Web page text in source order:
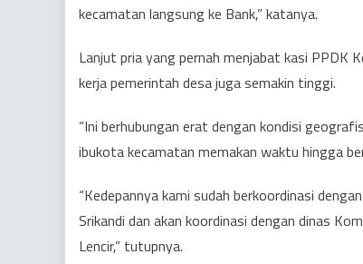
kecamatan langsung ke Bank,” katanya.
Lanjut pria yang pernah menjabat kasi PPDK
kerja pemerintah desa juga semakin tinggi.
“Ini berhubungan erat dengan kondisi
ibukota kecamatan memakan waktu hingga
“Kedepannya kami sudah berkoordinasi
Srikandi dan akan koordinasi dengan dinas
Lencir,” tutupnya.